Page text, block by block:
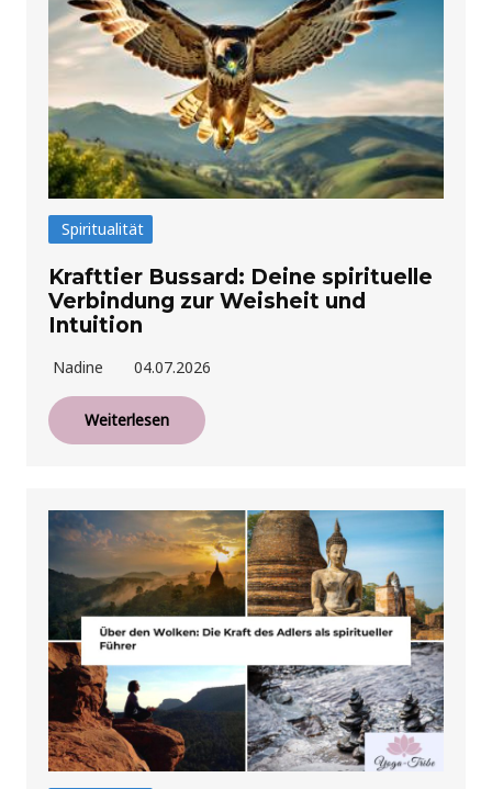
Spiritualität
Krafttier Bussard: Deine spirituelle
Verbindung zur Weisheit und
Intuition
Nadine 04.07.2026
Weiterlesen